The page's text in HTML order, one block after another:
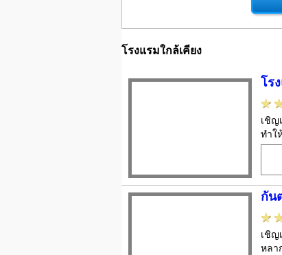
โรงแรมใกล้เคียง
โร
เชิญ
ทำใ
กัน
เชิญ
หลา